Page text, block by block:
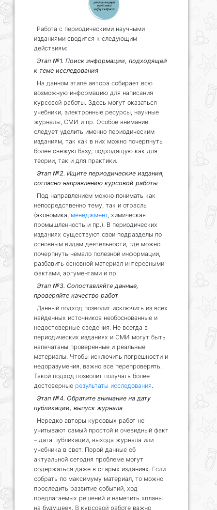
Работа с периодическими научными
изданиями сводится к следующим
действиям:
Этап №1. Поиск информации, подходящей
к теме исследования
На данном этапе автора собирает всю
возможную информацию для написания
курсовой работы. Здесь могут оказаться
учебники, электронные ресурсы, научные
журналы, СМИ и пр. Особое внимание
следует уделить именно периодическим
изданиям, так как в них можно почерпнуть
более свежую базу, подходящую как для
теории, так и для практики.
Этап №2. Ищите периодические издания,
согласно направлению курсовой работы
Под направлением можно понимать как
непосредственно тему, так и отрасль
(экономика, менеджмент, химическая
промышленность и пр.). В периодических
изданиях существуют свои подразделы по
основным видам деятельности, где можно
почерпнуть немало полезной информации,
разбавить основной материал интересными
фактами, аргументами и пр.
Этап №3. Сопоставляйте данные,
проверяйте качество работ
Данный подход позволит исключить из всех
найденных источников необоснованные и
недостоверные сведения. Не всегда в
периодических изданиях и СМИ могут быть
напечатаны проверенные и реальные
материалы. Чтобы исключить погрешности и
недоразумения, важно все перепроверять.
Такой подход позволит получать более
достоверные результаты исследования
Этап №4. Обратите внимание на дату
публикации, выпуск журнала
Нередко авторы курсовых работ не
учитывают самый простой и очевидный факт
– дата публикации, выхода журнала или
учебника в свет. Порой данные об
актуальной сегодня проблеме могут
содержаться даже в старых изданиях. Если
собрать по максимуму материал, то можно
проследить развитие событий, ход
предлагаемых решений и наметить «планы
на будущее». В курсовой работе важно